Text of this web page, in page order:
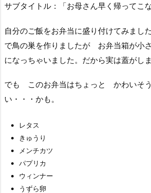
サブタイトル：「お母さん早く帰ってこ
自分のご飯をお弁当に盛り付けてみまし
で鳥の巣を作りましたが お弁当箱が小
になっちゃいました。だから実は蓋がし
でも このお弁当はちょっと かわいそ
い・・・かも。
レタス
きゅうり
メンチカツ
パプリカ
ウィンナー
うずら卵